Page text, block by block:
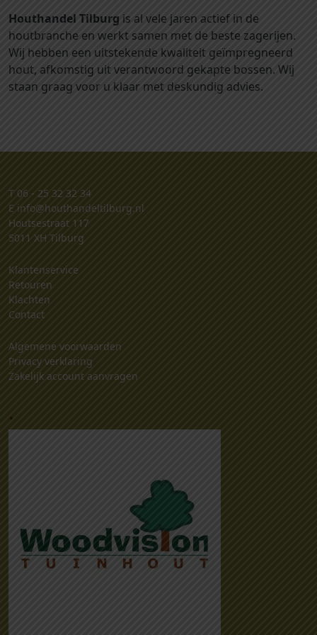
a
n
t
a
l
Houthandel Tilburg is al vele jaren actief in de
houtbranche en werkt samen met de beste zagerijen.
Wij hebben een uitstekende kwaliteit geïmpregneerd
hout, afkomstig uit verantwoord gekapte bossen. Wij
staan graag voor u klaar met deskundig advies.
T 06 - 25 32 32 34
E info@houthandeltilburg.nl
Houtsestraat 117
5011 XH Tilburg
Klantenservice
Retouren
Klachten
Contact
Algemene voorwaarden
Privacy verklaring
Zakelijk account aanvragen
.